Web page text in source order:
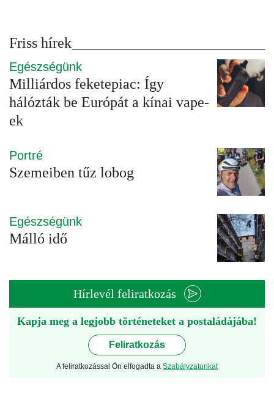
Friss hírek
Egészségünk
Milliárdos feketepiac: Így
hálózták be Európát a kínai vape-
ek
Portré
Szemeiben tűz lobog
Egészségünk
Málló idő
Hírlevél feliratkozás
Kapja meg a legjobb történeteket a postaládájába!
Feliratkozás
A feliratkozással Ön elfogadta a Szabályzatunkat